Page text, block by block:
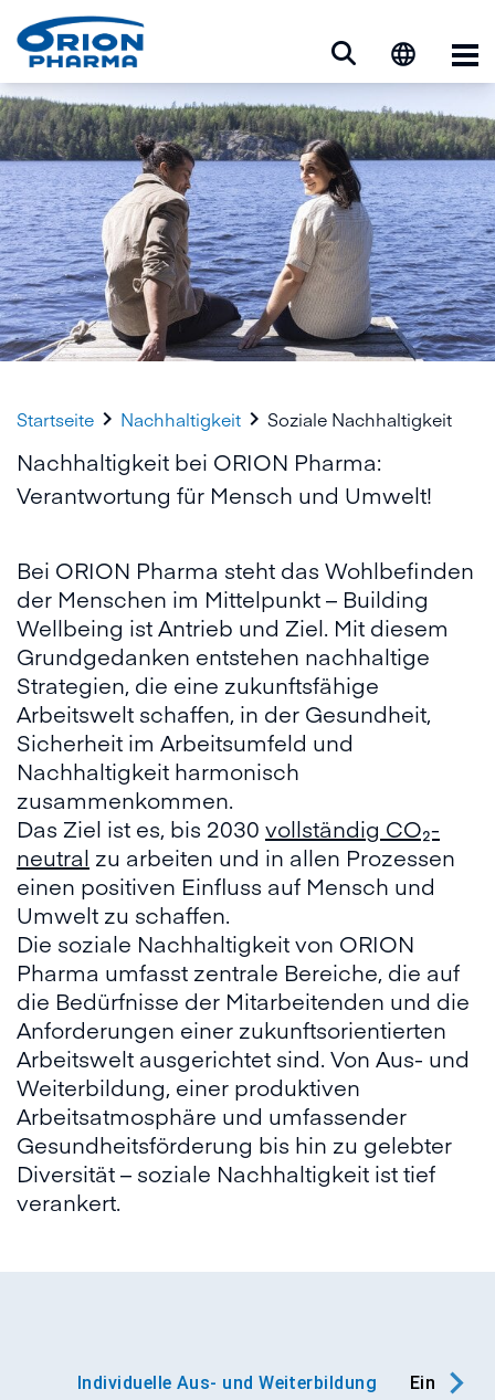
Startseite  Nachhaltigkeit  Soziale Nachhaltigkeit
Nachhaltigkeit bei ORION Pharma:
Verantwortung für Mensch und Umwelt!
Bei ORION Pharma steht das Wohlbefinden
der Menschen im Mittelpunkt – Building
Wellbeing ist Antrieb und Ziel. Mit diesem
Grundgedanken entstehen nachhaltige
Strategien, die eine zukunftsfähige
Arbeitswelt schaffen, in der Gesundheit,
Sicherheit im Arbeitsumfeld und
Nachhaltigkeit harmonisch
zusammenkommen.
Das Ziel ist es, bis 2030 vollständig CO₂-
neutral zu arbeiten und in allen Prozessen
einen positiven Einfluss auf Mensch und
Umwelt zu schaffen.
Die soziale Nachhaltigkeit von ORION
Pharma umfasst zentrale Bereiche, die auf
die Bedürfnisse der Mitarbeitenden und die
Anforderungen einer zukunftsorientierten
Arbeitswelt ausgerichtet sind. Von Aus- und
Weiterbildung, einer produktiven
Arbeitsatmosphäre und umfassender
Gesundheitsförderung bis hin zu gelebter
Diversität – soziale Nachhaltigkeit ist tief
verankert.
Individuelle Aus- und Weiterbildung Eine